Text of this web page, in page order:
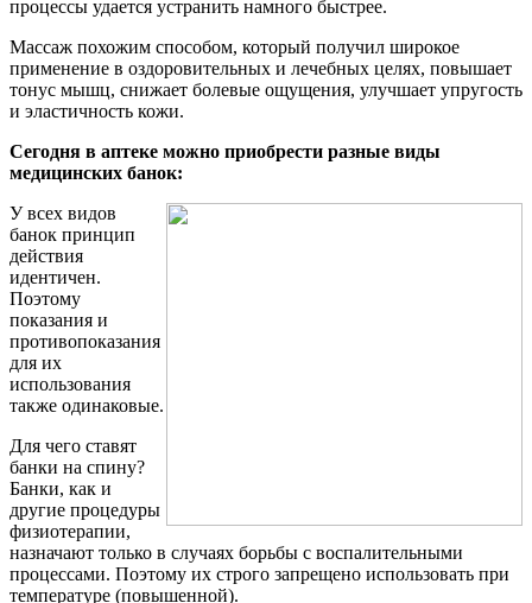
процессы удается устранить намного быстрее.
Массаж похожим способом, который получил широкое
применение в оздоровительных и лечебных целях, повышает
тонус мышц, снижает болевые ощущения, улучшает упругость
и эластичность кожи.
Сегодня в аптеке можно приобрести разные виды
медицинских банок:
У всех видов
банок принцип
действия
идентичен.
Поэтому
показания и
противопоказания
для их
использования
также одинаковые.
Для чего ставят
банки на спину?
Банки, как и
другие процедуры
физиотерапии,
назначают только в случаях борьбы с воспалительными
процессами. Поэтому их строго запрещено использовать при
температуре (повышенной).